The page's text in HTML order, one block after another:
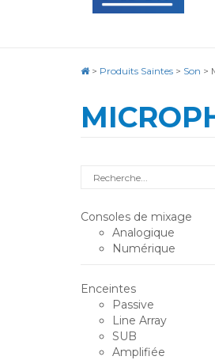
> Produits Saintes > Son >
Rechercher
Consoles de mixage
Analogique
Numérique
Enceintes
Passive
Line Array
SUB
Amplifiée